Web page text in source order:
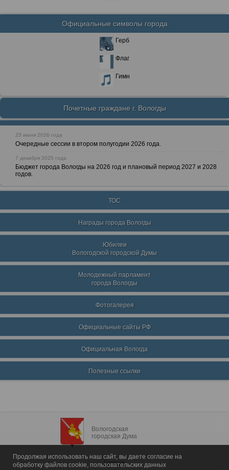
Официальные символы города
Герб
Флаг
Гимн
Почетные граждане г. Вологды
25 июня 2026 года
Очередные сессии в втором полугодии 2026 года.
7 декабря 2025 года
Бюджет города Вологды на 2026 год и плановый период 2027 и 2028
годов.
ТОС
Награды города Вологды
Юбилеи
Вологодской городской Думы
Молодежный парламент
города Вологды
Фотогалерея
Официальные сайты РФ
Официальная Вологда
Полезные ссылки
Вологодская
городская Дума
Главная
Продолжая использовать наш сайт, вы даете согласие на
обработку файлов cookie, пользовательских данных